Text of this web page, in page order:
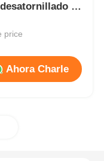
de
IATF 16949
price
Ahora Charle